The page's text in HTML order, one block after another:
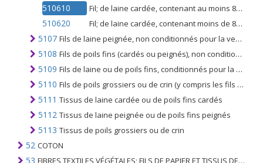
510610 Fil; de laine cardée, contenant au moins 85% en poids de laine, non conditionnée pour la vente au détail
510620 Fil; de laine cardée, contenant moins de 85% en poids de laine, non conditionnée pour la vente au détail
5107 Fils de laine peignée, non conditionnés pour la vente au détail
5108 Fils de poils fins (cardés ou peignés), non conditionnés pour la vente au détail
5109 Fils de laine ou de poils fins, conditionnés pour la vente au détail
5110 Fils de poils grossiers ou de crin (y compris les fils de crin guipés), même conditionnés pour la vente au détail
5111 Tissus de laine cardée ou de poils fins cardés
5112 Tissus de laine peignée ou de poils fins peignés
5113 Tissus de poils grossiers ou de crin
52 COTON
53 FIBRES TEXTILES VÉGÉTALES; FILS DE PAPIER ET TISSUS DE FILS DE PAPIER